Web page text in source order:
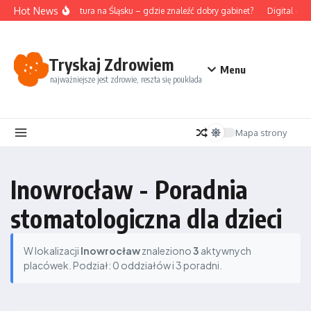
Przejdź do treści
Hot NewsAkupunktura na Śląsku – gdzie znaleźć dobry gabinet? Digital
Tryskaj Zdrowiem
najważniejsze jest zdrowie, reszta się poukłada
Menu
Mapa strony
Inowrocław - Poradnia
stomatologiczna dla dzieci
W lokalizacji Inowrocławznaleziono3 aktywnych
placówek. Podział: 0 oddziałów i 3 poradni.